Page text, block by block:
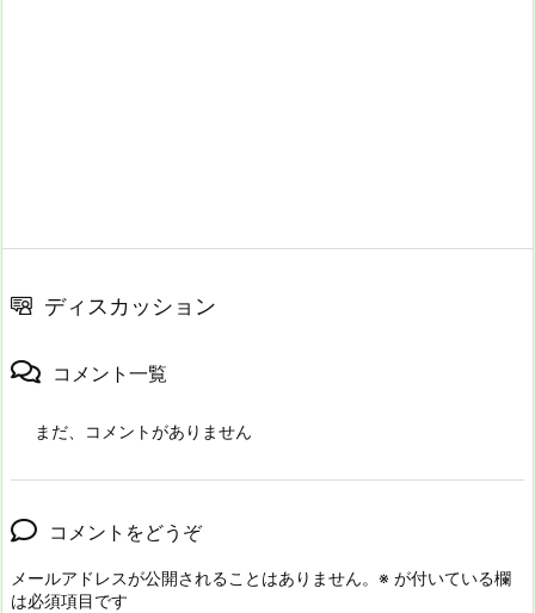
ディスカッション
コメント一覧
まだ、コメントがありません
コメントをどうぞ
メールアドレスが公開されることはありません。 ※ が付いている欄
は必須項目です